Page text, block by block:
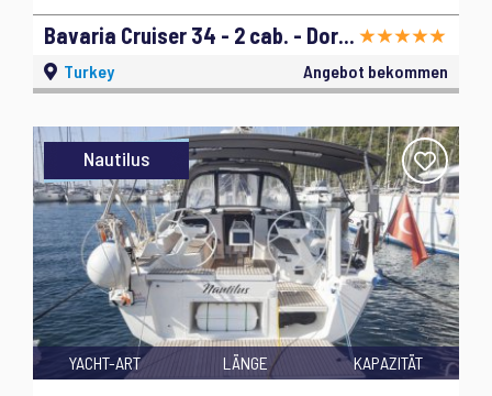
Bavaria Cruiser 34 - 2 cab. - Dory 2 - 2019
Turkey Angebot bekommen
Nautilus
YACHT-ART LÄNGE KAPAZITÄT